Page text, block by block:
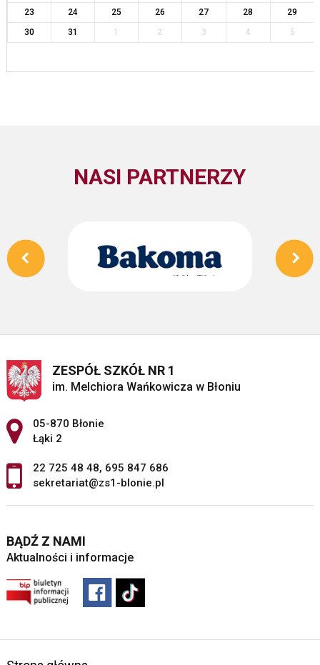
23
24 25 26 27 28
29
30
31 1 2 3 4 5
NASI PARTNERZY
ZESPÓŁ SZKÓŁ NR 1
im. Melchiora Wańkowicza w Błoniu
Adres pocztowy:
05-870 Błonie
Łąki 2
22 725 48 48, 695 847 686
sekretariat@zs1-blonie.pl
BĄDŹ Z NAMI
Aktualności i informacje